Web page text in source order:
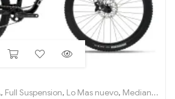
, Full Suspension, Lo Mas nuevo, Mediana ,